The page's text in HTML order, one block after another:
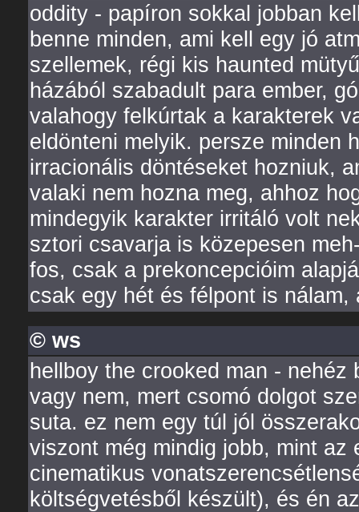
oddity - papíron sokkal jobban
benne minden, ami kell egy jó
szellemek, régi kis haunted
házából szabadult para ember,
valahogy felkúrtak a karakterek
eldönteni melyik. persze minden
irracionális döntéseket hozniuk,
valaki nem hozna meg, ahhoz
mindegyik karakter irritáló volt
sztori csavarja is közepesen
fos, csak a prekoncepcióim
csak egy hét és félpont is
© ws
hellboy the crooked man -
vagy nem, mert csomó dolgot
suta. ez nem egy túl jól
viszont még mindig jobb, mint az
cinematikus
költségvetésből készült), és én